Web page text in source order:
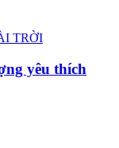
TRỜI
yêu thích